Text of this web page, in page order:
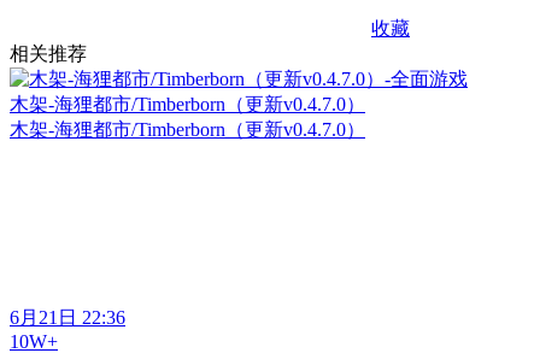
收藏
相关推荐
木架-海狸都市/Timberborn（更新v0.4.7.0）
木架-海狸都市/Timberborn（更新v0.4.7.0）
6月21日 22:36
10W+